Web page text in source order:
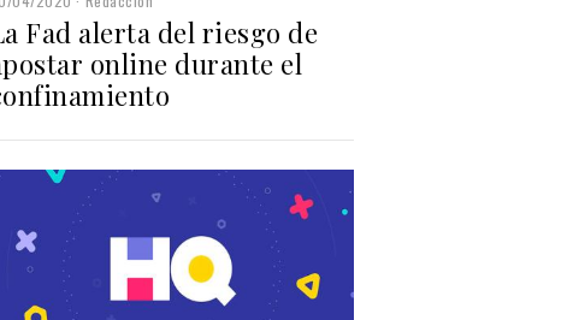
Fad alerta del riesgo de
online durante el